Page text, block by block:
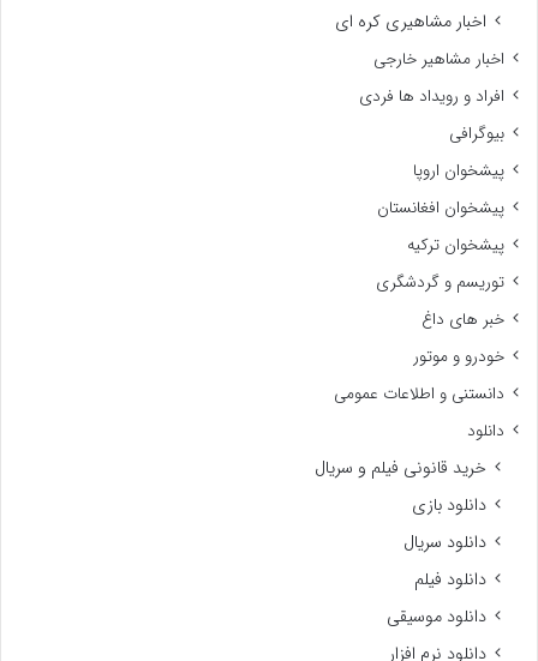
اخبار مشاهیری کره ای
اخبار مشاهیر خارجی
افراد و رویداد ها فردی
بیوگرافی
پیشخوان اروپا
پیشخوان افغانستان
پیشخوان ترکیه
توریسم و گردشگری
خبر های داغ
خودرو و موتور
دانستنی و اطلاعات عمومی
دانلود
خرید قانونی فیلم و سریال
دانلود بازی
دانلود سریال
دانلود فیلم
دانلود موسیقی
دانلود نرم افزار